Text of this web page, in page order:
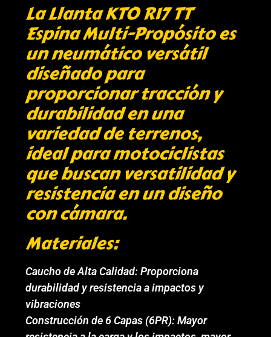
La Llanta KTO R17 TT
Espina Multi-Propósito es
un neumático versátil
diseñado para
proporcionar tracción y
durabilidad en una
variedad de terrenos,
ideal para motociclistas
que buscan versatilidad y
resistencia en un diseño
con cámara.
Materiales:
Caucho de Alta Calidad: Proporciona
durabilidad y resistencia a impactos y
vibraciones
Construcción de 6 Capas (6PR): Mayor